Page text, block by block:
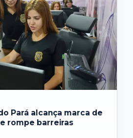
Pará alcança marca de
rompe barreiras